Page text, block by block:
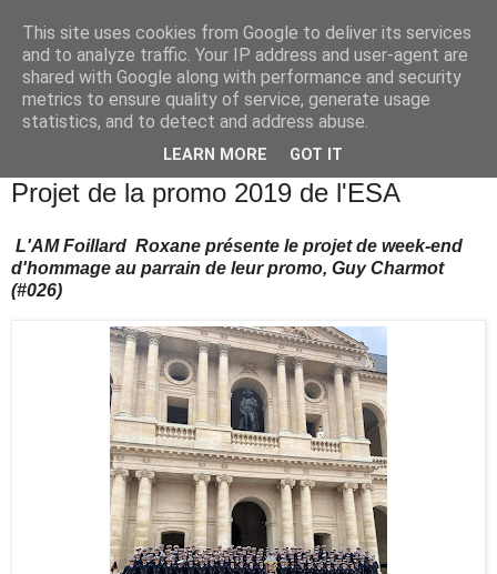
Projet de la promo 2019 de l'ESA
L'AM Foillard Roxane présente le projet de week-end
d'hommage au parrain de leur promo, Guy Charmot
(#026)
This site uses cookies from Google to deliver its services
and to analyze traffic. Your IP address and user-agent are
shared with Google along with performance and security
metrics to ensure quality of service, generate usage
statistics, and to detect and address abuse.
LEARN MORE GOT IT